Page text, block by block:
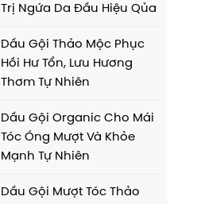
Trị Ngứa Da Đầu Hiệu Qủa
Dầu Gội Thảo Mộc Phục
Hồi Hư Tổn, Lưu Hương
Thơm Tự Nhiên
Dầu Gội Organic Cho Mái
Tóc Óng Mượt Và Khỏe
Mạnh Tự Nhiên
Dầu Gội Mượt Tóc Thảo